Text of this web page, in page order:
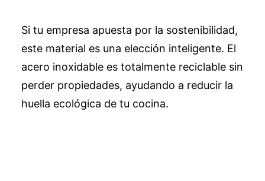
Si tu empresa apuesta por la sostenibilidad,
este material es una elección inteligente. El
acero inoxidable es totalmente reciclable sin
perder propiedades, ayudando a reducir la
huella ecológica de tu cocina.